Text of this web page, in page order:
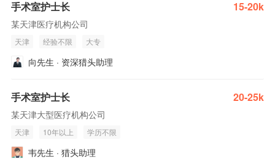
手术室护士长 15-20k
某天津医疗机构公司
天津 经验不限 大专
向先生 · 资深猎头助理
手术室护士长 20-25k
某天津大型医疗机构公司
天津 10年以上 学历不限
韦先生 · 猎头助理